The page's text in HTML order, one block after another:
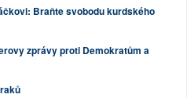
Braňte svobodu kurdského
zprávy proti Demokratům a